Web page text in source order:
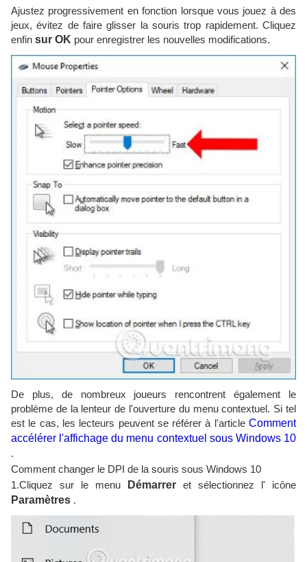
Ajustez progressivement en fonction lorsque vous jouez à des
jeux, évitez de faire glisser la souris trop rapidement. Cliquez
enfin sur OK pour enregistrer les nouvelles modifications.
De plus, de nombreux joueurs rencontrent également le
problème de la lenteur de l'ouverture du menu contextuel. Si tel
est le cas, les lecteurs peuvent se référer à l'article Comment
accélérer l'affichage du menu contextuel sous Windows 10
.
Comment changer le DPI de la souris sous Windows 10
1.Cliquez sur le menu
Démarrer et sélectionnez l' icône
Paramètres .